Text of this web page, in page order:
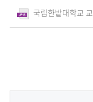
국립한밭대학교 교육